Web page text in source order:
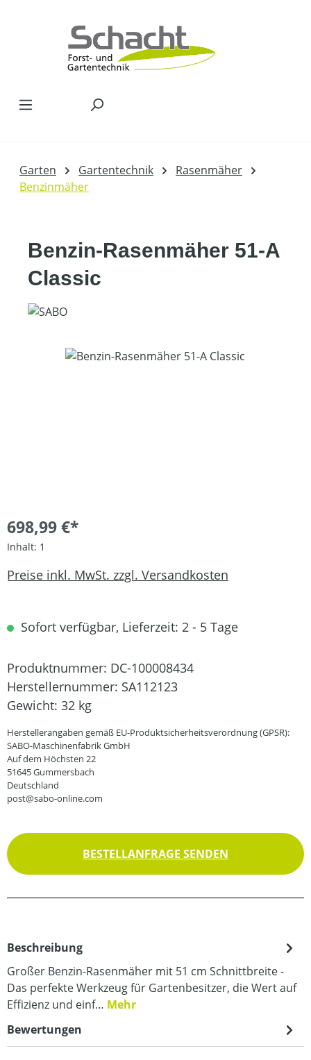
Garten Gartentechnik
Rasenmäher
Benzinmäher
Benzin-Rasenmäher 51-A
Classic
Bildergalerie überspringen
698,99 €*
Inhalt: 1
Preise inkl. MwSt. zzgl. Versandkosten
Sofort verfügbar, Lieferzeit: 2 - 5 Tage
Produktnummer: DC-100008434
Herstellernummer: SA112123
Gewicht: 32 kg
Herstellerangaben gemäß EU-Produktsicherheitsverordnung (GPSR):
SABO-Maschinenfabrik GmbH
Auf dem Höchsten 22
51645 Gummersbach
Deutschland
post@sabo-online.com
BESTELLANFRAGE SENDEN
Beschreibung
Großer Benzin-Rasenmäher mit 51 cm Schnittbreite -
Das perfekte Werkzeug für Gartenbesitzer, die Wert auf
Effizienz und einf… Mehr
Bewertungen